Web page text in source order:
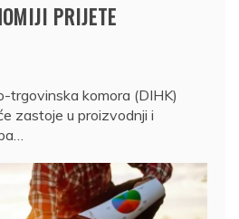
PRIJETE
trgovinska komora (DIHK)
zastoje u proizvodnji i